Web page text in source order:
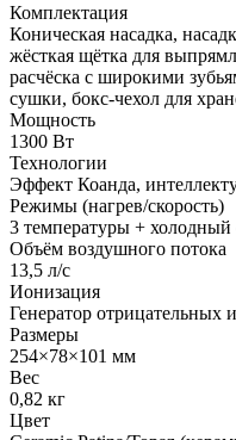
Комплектация
Коническая насадка,
жёсткая щётка для
расчёска с широкими
сушки, бокс-чехол для
Мощность
1300 Вт
Технологии
Эффект Коанда,
Режимы (нагрев/скорость)
3 температуры + холодный
Объём воздушного потока
13,5 л/с
Ионизация
Генератор отрицательных
Размеры
254×78×101 мм
Вес
0,82 кг
Цвет